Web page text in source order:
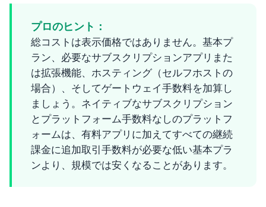
プロのヒント：
総コストは表示価格ではありません。基本プ
ラン、必要なサブスクリプションアプリまた
は拡張機能、ホスティング（セルフホストの
場合）、そしてゲートウェイ手数料を加算し
ましょう。ネイティブなサブスクリプション
とプラットフォーム手数料なしのプラットフ
ォームは、有料アプリに加えてすべての継続
課金に追加取引手数料が必要な低い基本プラ
ンより、規模では安くなることがあります。